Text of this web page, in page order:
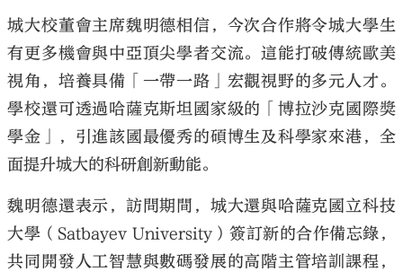
城大校董會主席魏明德相信，今次合作將令城大學生
有更多機會與中亞頂尖學者交流。這能打破傳統歐美
視角，培養具備「一帶一路」宏觀視野的多元人才。
學校還可透過哈薩克斯坦國家級的「博拉沙克國際獎
學金」，引進該國最優秀的碩博生及科學家來港，全
面提升城大的科研創新動能。
魏明德還表示，訪問期間，城大還與哈薩克國立科技
大學（Satbayev University）簽訂新的合作備忘錄，
共同開發人工智慧與數碼發展的高階主管培訓課程，